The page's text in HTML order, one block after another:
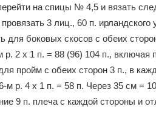
на спицы № 4,5 и вязать
3 лиц., 60 п.
для боковых скосов с обеих
р. 2 х 1 п. = 88 (96) 104 п., включая
пройм с обе­их сторон 3 п., в
м р. 4 х 1 п. = 58 п. Через 35 см =
9 п. пле­ча с каждой стороны и